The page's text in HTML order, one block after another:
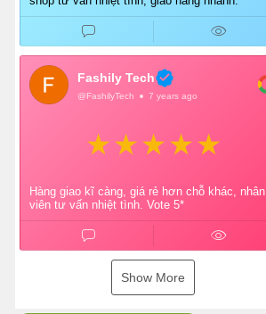
Fashily Tech
@FashilyTech 7 years ago
Hàng giao kĩ càng, giá rẻ hơn chỗ khác, nhân
viên tư vấn nhiệt tình. Vote 5*
Show More